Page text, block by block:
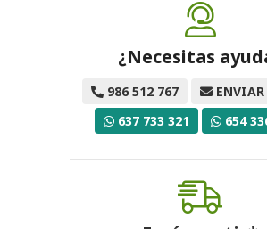
¿Necesitas
986 512 767
637 733 321
654